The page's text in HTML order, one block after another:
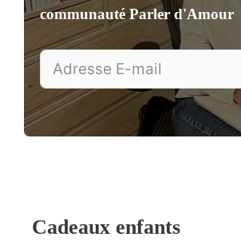
communautéParler d'Amour
Cadeaux enfants